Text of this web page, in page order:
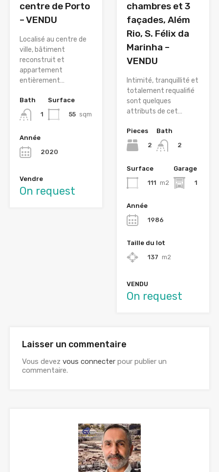
centre de Porto
– VENDU
Localisé au centre de
ville, bâtiment
reconstruit et
appartement
entièrement…
Bath
1
Surface
55 sqm
Année
2020
Vendre
On request
chambres et 3
façades, Além
Rio, S. Félix da
Marinha –
VENDU
Intimité, tranquillité et
totalement requalifié
sont quelques
attributs de cet…
Pieces
2
Bath
2
Surface
111 m2
Garage
1
Année
1986
Taille du lot
137 m2
VENDU
On request
Laisser un commentaire
Vous devez vous connecter pour publier un
commentaire.